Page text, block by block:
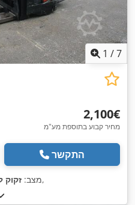
1 /7
‏2,100 ‏€
מחיר קבוע בתוספת מע"מ
התקשר
מצב: זקוק ,